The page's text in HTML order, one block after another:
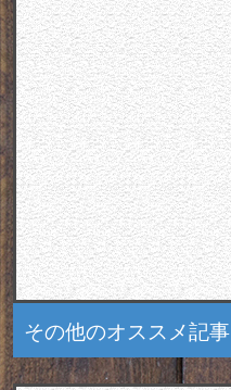
その他のオススメ記事